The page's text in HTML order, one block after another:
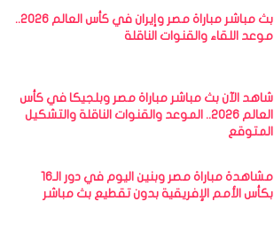
بث مباشر مباراة مصر وإيران في كأس العالم 2026..
موعد اللقاء والقنوات الناقلة
شاهد الآن بث مباشر مباراة مصر وبلجيكا في كأس
العالم 2026.. الموعد والقنوات الناقلة والتشكيل
المتوقع
مشاهدة مباراة مصر وبنين اليوم في دور الـ16
بكأس الأمم الإفريقية بدون تقطيع بث مباشر